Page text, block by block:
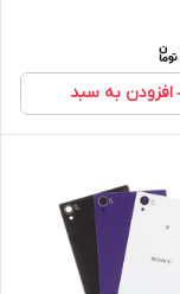
افزودن به سبد